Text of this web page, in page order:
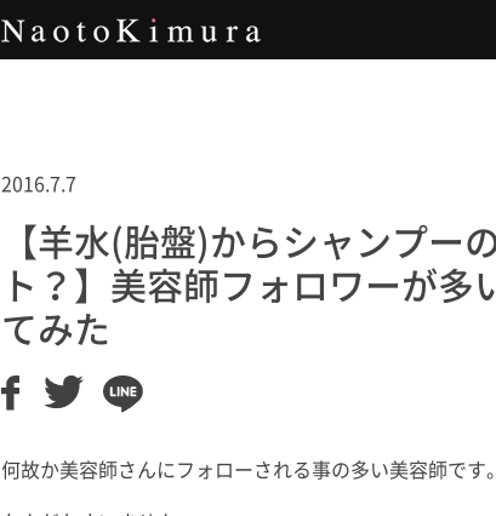
2016.7.7
【羊水(胎盤)からシャンプー
ト？】美容師フォロワーが多
てみた
何故か美容師さんにフォローされる事の多い美容師です。